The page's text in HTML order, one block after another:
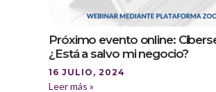
Próximo evento online:
¿Está a salvo mi negocio?
16 JULIO, 2024
Leer más »